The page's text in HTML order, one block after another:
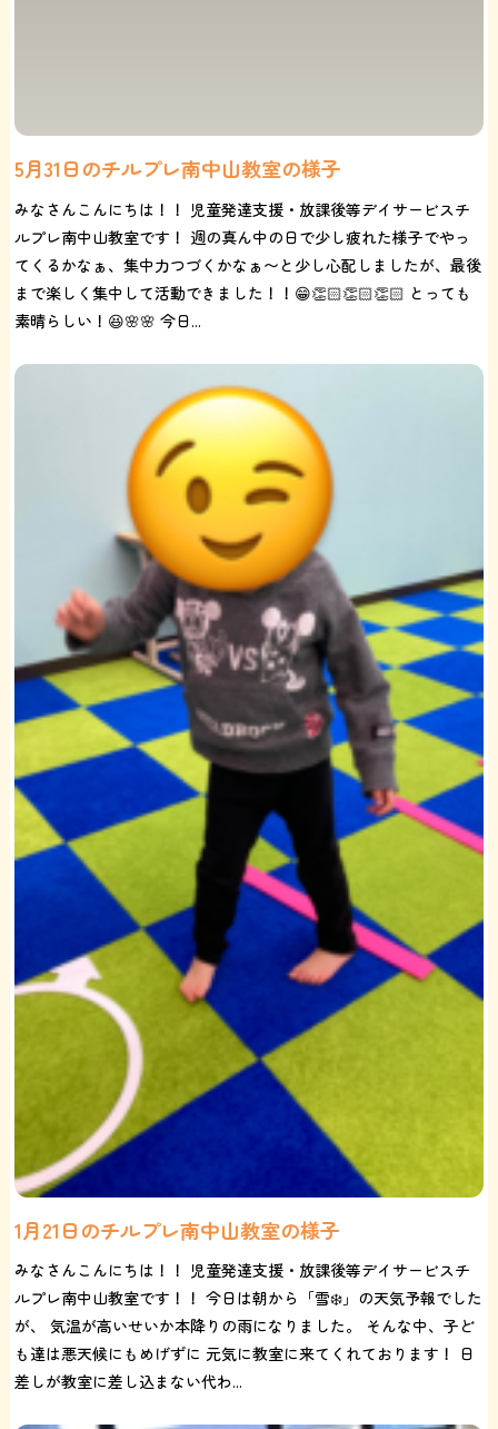
5月31日のチルプレ南中山教室の様子
みなさんこんにちは！！ 児童発達支援・放課後等デイサービスチ
ルプレ南中山教室です！ 週の真ん中の日で少し疲れた様子でやっ
てくるかなぁ、集中力つづくかなぁ〜と少し心配しましたが、最後
まで楽しく集中して活動できました！！😁👏🏻👏🏻👏🏻 とっても
素晴らしい！😆🌸🌸 今日...
1月21日のチルプレ南中山教室の様子
みなさんこんにちは！！ 児童発達支援・放課後等デイサービスチ
ルプレ南中山教室です！！ 今日は朝から「雪❄️」の天気予報でした
が、 気温が高いせいか本降りの雨になりました。 そんな中、子ど
も達は悪天候にもめげずに 元気に教室に来てくれております！ 日
差しが教室に差し込まない代わ...